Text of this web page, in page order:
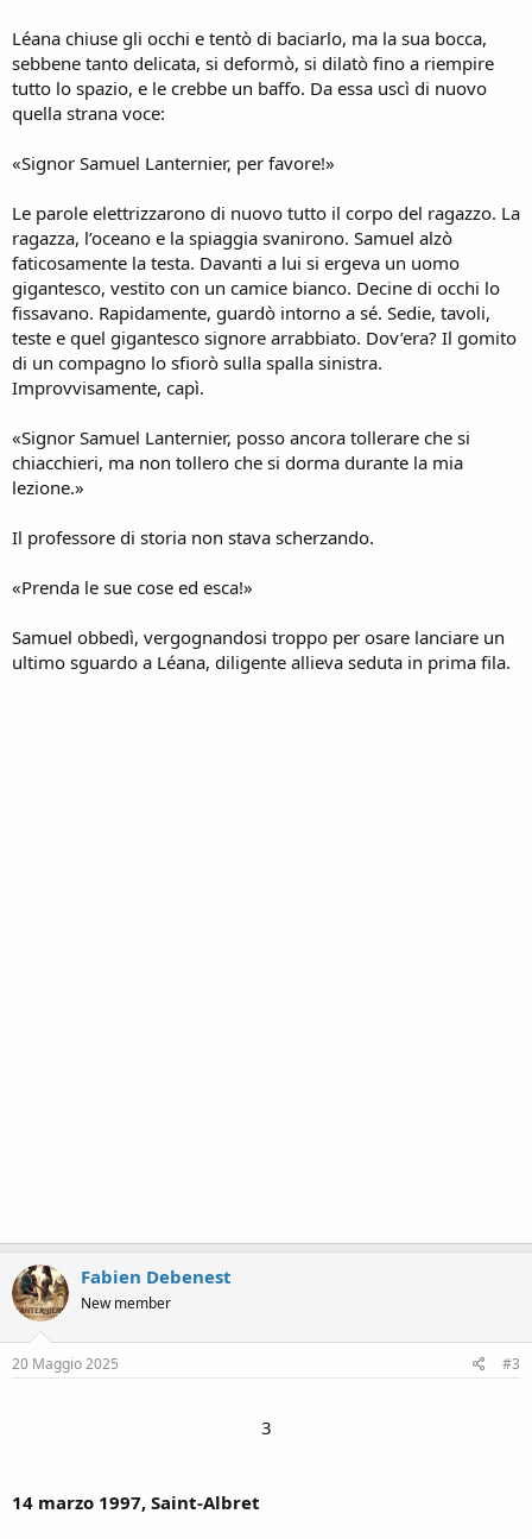
Léana chiuse gli occhi e tentò di baciarlo, ma la sua bocca,
sebbene tanto delicata, si deformò, si dilatò fino a riempire
tutto lo spazio, e le crebbe un baffo. Da essa uscì di nuovo
quella strana voce:
«Signor Samuel Lanternier, per favore!»
Le parole elettrizzarono di nuovo tutto il corpo del ragazzo. La
ragazza, l’oceano e la spiaggia svanirono. Samuel alzò
faticosamente la testa. Davanti a lui si ergeva un uomo
gigantesco, vestito con un camice bianco. Decine di occhi lo
fissavano. Rapidamente, guardò intorno a sé. Sedie, tavoli,
teste e quel gigantesco signore arrabbiato. Dov’era? Il gomito
di un compagno lo sfiorò sulla spalla sinistra.
Improvvisamente, capì.
«Signor Samuel Lanternier, posso ancora tollerare che si
chiacchieri, ma non tollero che si dorma durante la mia
lezione.»
Il professore di storia non stava scherzando.
«Prenda le sue cose ed esca!»
Samuel obbedì, vergognandosi troppo per osare lanciare un
ultimo sguardo a Léana, diligente allieva seduta in prima fila.
Fabien Debenest
New member
20 Maggio 2025 #3
3​
14 marzo 1997, Saint-Albret